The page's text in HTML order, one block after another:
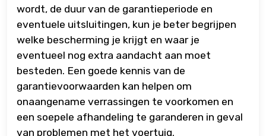
wordt, de duur van de garantieperiode en
eventuele uitsluitingen, kun je beter begrijpen
welke bescherming je krijgt en waar je
eventueel nog extra aandacht aan moet
besteden. Een goede kennis van de
garantievoorwaarden kan helpen om
onaangename verrassingen te voorkomen en
een soepele afhandeling te garanderen in geval
van problemen met het voertuig.